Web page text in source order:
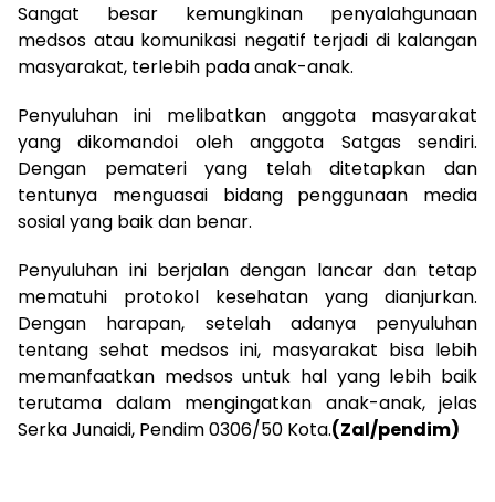
Sangat besar kemungkinan penyalahgunaan
medsos atau komunikasi negatif terjadi di kalangan
masyarakat, terlebih pada anak-anak.
Penyuluhan ini melibatkan anggota masyarakat
yang dikomandoi oleh anggota Satgas sendiri.
Dengan pemateri yang telah ditetapkan dan
tentunya menguasai bidang penggunaan media
sosial yang baik dan benar.
Penyuluhan ini berjalan dengan lancar dan tetap
mematuhi protokol kesehatan yang dianjurkan.
Dengan harapan, setelah adanya penyuluhan
tentang sehat medsos ini, masyarakat bisa lebih
memanfaatkan medsos untuk hal yang lebih baik
terutama dalam mengingatkan anak-anak, jelas
Serka Junaidi, Pendim 0306/50 Kota.(Zal/pendim)